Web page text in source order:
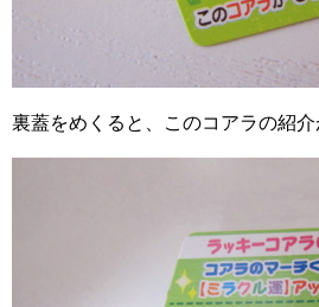
裏蓋をめくると、このコアラの紹介